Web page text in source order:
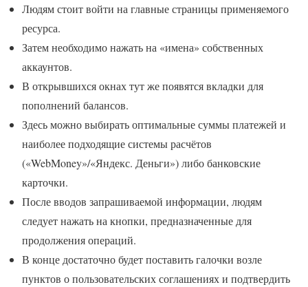
Людям стоит войти на главные страницы применяемого
ресурса.
Затем необходимо нажать на «имена» собственных
аккаунтов.
В открывшихся окнах тут же появятся вкладки для
пополнений балансов.
Здесь можно выбирать оптимальные суммы платежей и
наиболее подходящие системы расчётов
(«WebMoney»/«Яндекс. Деньги») либо банковские
карточки.
После вводов запрашиваемой информации, людям
следует нажать на кнопки, предназначенные для
продолжения операций.
В конце достаточно будет поставить галочки возле
пунктов о пользовательских соглашениях и подтвердить